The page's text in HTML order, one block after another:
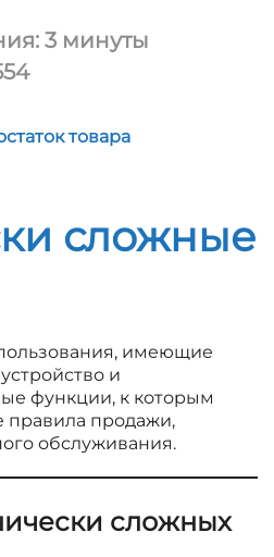
3 минуты
товара
сложные
имеющие
и
функции, к которым
продажи,
обслуживания.
сложных